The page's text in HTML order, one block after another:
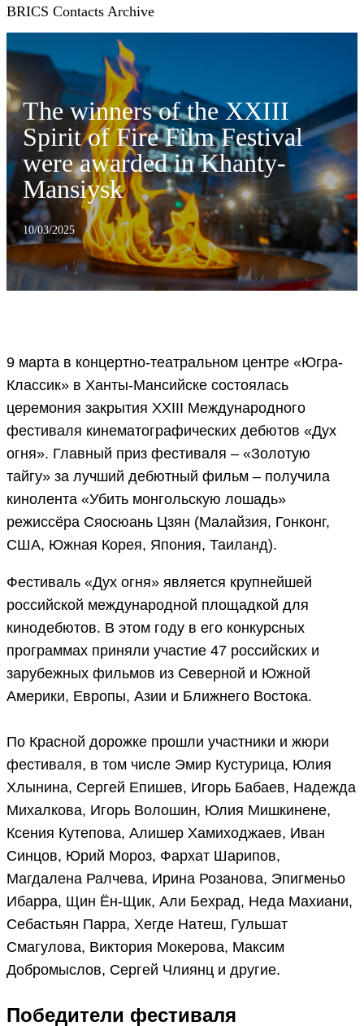
BRICS Contacts Archive
The winners of the XXIII
Spirit of Fire Film Festival
were awarded in Khanty-
Mansiysk
10/03/2025
9 марта в концертно-театральном центре «Югра-
Классик» в Ханты-Мансийске состоялась
церемония закрытия XXIII Международного
фестиваля кинематографических дебютов «Дух
огня». Главный приз фестиваля – «Золотую
тайгу» за лучший дебютный фильм – получила
кинолента «Убить монгольскую лошадь»
режиссёра Сяосюань Цзян (Малайзия, Гонконг,
США, Южная Корея, Япония, Таиланд).
Фестиваль «Дух огня» является крупнейшей
российской международной площадкой для
кинодебютов. В этом году в его конкурсных
программах приняли участие 47 российских и
зарубежных фильмов из Северной и Южной
Америки, Европы, Азии и Ближнего Востока.
По Красной дорожке прошли участники и жюри
фестиваля, в том числе Эмир Кустурица, Юлия
Хлынина, Сергей Епишев, Игорь Бабаев, Надежда
Михалкова, Игорь Волошин, Юлия Мишкинене,
Ксения Кутепова, Алишер Хамиходжаев, Иван
Синцов, Юрий Мороз, Фархат Шарипов,
Магдалена Ралчева, Ирина Розанова, Эпигменьо
Ибарра, Щин Ён-Щик, Али Бехрад, Неда Махиани,
Себастьян Парра, Хегде Натеш, Гульшат
Смагулова, Виктория Мокерова, Максим
Добромыслов, Сергей Члиянц и другие.
Победители фестиваля